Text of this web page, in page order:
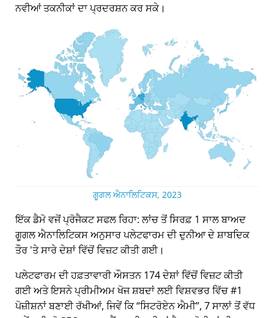
ਨਵੀਆਂ ਤਕਨੀਕਾਂ ਦਾ ਪ੍ਰਦਰਸ਼ਨ ਕਰ ਸਕੇ।
ਗੂਗਲ ਐਨਾਲਿਟਿਕਸ, 2023
ਇੱਕ ਡੈਮੋ ਵਜੋਂ ਪ੍ਰੋਜੈਕਟ ਸਫਲ ਰਿਹਾ: ਲਾਂਚ ਤੋਂ ਸਿਰਫ਼ 1 ਸਾਲ ਬਾਅਦ
ਗੂਗਲ ਐਨਾਲਿਟਿਕਸ ਅਨੁਸਾਰ ਪਲੇਟਫਾਰਮ ਦੀ ਦੁਨੀਆ ਦੇ ਸ਼ਾਬਦਿਕ
ਤੌਰ 'ਤੇ ਸਾਰੇ ਦੇਸ਼ਾਂ ਵਿੱਚੋਂ ਵਿਜ਼ਟ ਕੀਤੀ ਗਈ।
ਪਲੇਟਫਾਰਮ ਦੀ ਹਫ਼ਤਾਵਾਰੀ ਔਸਤਨ 174 ਦੇਸ਼ਾਂ ਵਿੱਚੋਂ ਵਿਜ਼ਟ ਕੀਤੀ
ਗਈ ਅਤੇ ਇਸਨੇ ਪ੍ਰੀਮੀਅਮ ਖੋਜ ਸ਼ਬਦਾਂ ਲਈ ਵਿਸ਼ਵਭਰ ਵਿੱਚ #1
ਪੋਜ਼ੀਸ਼ਨਾਂ ਬਣਾਈ ਰੱਖੀਆਂ, ਜਿਵੇਂ ਕਿ ਸਿਟਰੋਏਨ ਐਮੀ , 7 ਸਾਲਾਂ ਤੋਂ ਵੱਧ